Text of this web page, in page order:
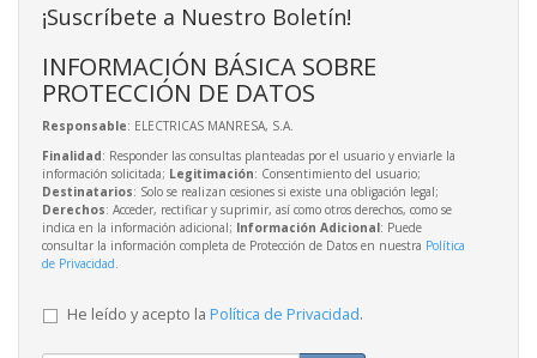
¡Suscríbete a Nuestro Boletín!
INFORMACIÓN BÁSICA SOBRE
PROTECCIÓN DE DATOS
Responsable: ELECTRICAS MANRESA, S.A.
Finalidad: Responder las consultas planteadas por el usuario y enviarle la
información solicitada; Legitimación: Consentimiento del usuario;
Destinatarios: Solo se realizan cesiones si existe una obligación legal;
Derechos: Acceder, rectificar y suprimir, así como otros derechos, como se
indica en la información adicional; Información Adicional: Puede
consultar la información completa de Protección de Datos en nuestra Política
de Privacidad
He leído y acepto la Política de Privacidad.